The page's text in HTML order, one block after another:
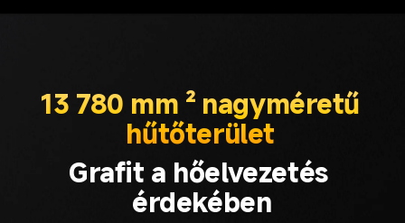
13 780 mm ² nagyméretű
hűtőterület
Grafit a hőelvezetés
érdekében